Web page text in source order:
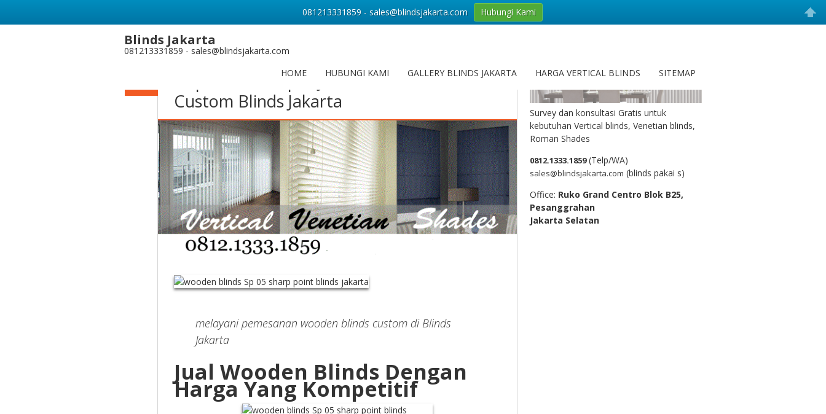
Blinds Jakarta
081213331859 - sales@blindsjakarta.com
HOME
HUBUNGI KAMI GALLERY BLINDS JAKARTA HARGA VERTICAL BLINDS SITEMAP
Tag Archives:
Dapatkan Tempat Jual Wooden Blinds
Custom Blinds Jakarta
melayani pemesanan wooden blinds custom di Blinds
Jakarta
Jual Wooden Blinds Dengan
Harga Yang Kompetitif
Survey dan konsultasi Gratis untuk
kebutuhan Vertical blinds, Venetian blinds,
Roman Shades
0812.1333.1859 (Telp/WA)
sales@blindsjakarta.com (blinds pakai s)
Office: Ruko Grand Centro Blok B25,
Pesanggrahan
Jakarta Selatan
081213331859 - sales@blindsjakarta.com Hubungi Kami